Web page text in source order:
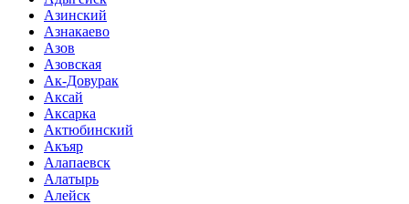
Азинский
Азнакаево
Азов
Азовская
Ак-Довурак
Аксай
Аксарка
Актюбинский
Акъяр
Алапаевск
Алатырь
Алейск